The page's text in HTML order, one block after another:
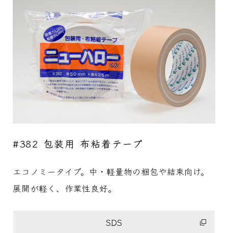
#382 包装用 布粘着テープ
エコノミータイプ。中・軽量物の梱包や結束向け。
展開が軽く、作業性良好。
SDS